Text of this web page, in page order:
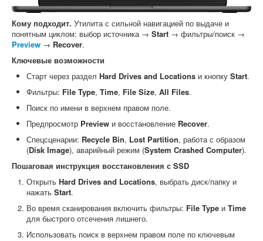
Кому подходит. Утилита с сильной навигацией по выдаче и
понятным циклом: выбор источника → Start → фильтры/поиск →
Preview → Recover.
Ключевые возможности
Старт через раздел Hard Drives and Locations и кнопку Start.
Фильтры: File Type, Time, File Size, All Files.
Поиск по имени в верхнем правом поле.
Предпросмотр Preview и восстановление Recover.
Спецсценарии: Recycle Bin, Lost Partition, работа с образом
(Disk Image), аварийный режим (System Crashed Computer).
Пошаговая инструкция восстановления с SSD
Открыть Hard Drives and Locations, выбрать диск/папку и
нажать Start.
Во время сканирования включить фильтры: File Type и Time
для быстрого отсечения лишнего.
Использовать поиск в верхнем правом поле по ключевым